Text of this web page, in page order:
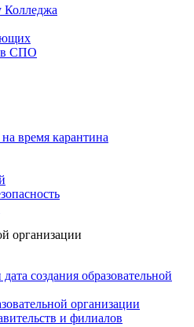
организации
создания образовательной
организации
и филиалов